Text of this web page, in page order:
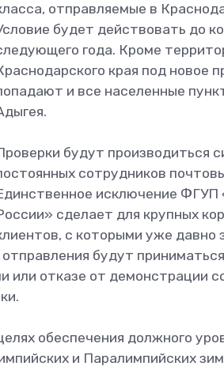
отправляемые в
будет действовать до
года. Кроме
края под новое
и все населенные
будут производиться
сотрудников
исключение ФГУП
сделает для крупных
с которыми уже давно
будут
или отказе от демонстрации
обеспечения должного
и Паралимпийских